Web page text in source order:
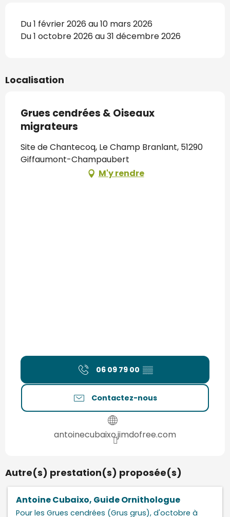
Du 1 février 2026 au 10 mars 2026
Du 1 octobre 2026 au 31 décembre 2026
Localisation
Grues cendrées & Oiseaux
migrateurs
Site de Chantecoq, Le Champ Branlant, 51290
Giffaumont-Champaubert
M'y rendre
06 09 79 00 ▒▒
Contactez-nous
antoinecubaixo.jimdofree.com
Autre(s) prestation(s) proposée(s)
Antoine Cubaixo, Guide Ornithologue
Pour les Grues cendrées (Grus grus), d'octobre à